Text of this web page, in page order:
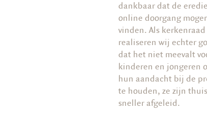
dankbaar dat de
online doorgang
vinden. Als kerkenraad
realiseren wij echter
dat het niet meevalt
kinderen en jongeren
hun aandacht bij de
te houden, ze zijn thuis
sneller afgeleid.